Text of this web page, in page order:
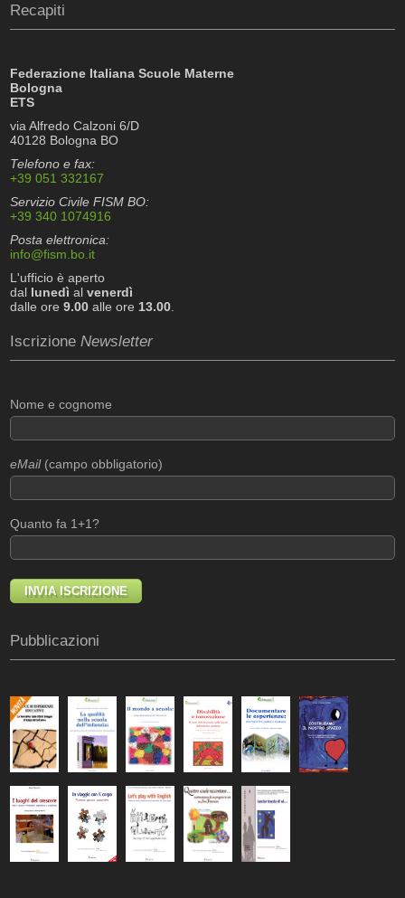
Recapiti
Federazione Italiana Scuole Materne
Bologna
ETS
via Alfredo Calzoni 6/D
40128 Bologna BO
Telefono e fax:
+39 051 332167
Servizio Civile FISM BO:
+39 340 1074916
Posta elettronica:
info@fism.bo.it
L'ufficio è aperto
dal lunedì alvenerdì
dalle ore9.00 alle ore 13.00
IscrizioneNewsletter
Nome e cognome
eMail(campo obbligatorio)
Quanto fa 1+1?
Pubblicazioni